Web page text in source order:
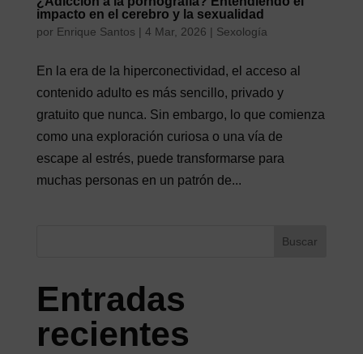
impacto en el cerebro y la sexualidad
por Enrique Santos | 4 Mar, 2026 | Sexología
En la era de la hiperconectividad, el acceso al
contenido adulto es más sencillo, privado y
gratuito que nunca. Sin embargo, lo que comienza
como una exploración curiosa o una vía de
escape al estrés, puede transformarse para
muchas personas en un patrón de...
Buscar
Entradas
recientes